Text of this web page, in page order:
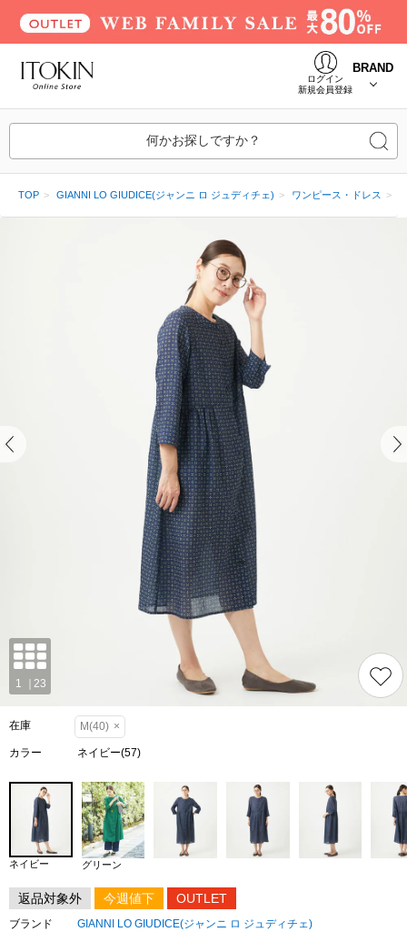
ログイン
新規会員登録
BRAND
何かお探しですか？
TOP GIANNI LO GIUDICE(ジャンニ ロ ジュディチェ) ワンピース・ドレス
在庫 M(40) ×
カラー ネイビー(57)
ネイビー グリーン
返品対象外 今週値下 OUTLET
ブランド
GIANNI LO GIUDICE(ジャンニ ロ ジュディチェ)